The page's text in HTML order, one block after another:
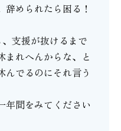
められたら困る！
支援が抜けるまで
まれへんからな、と
んでるのにそれ言う
年間をみてください